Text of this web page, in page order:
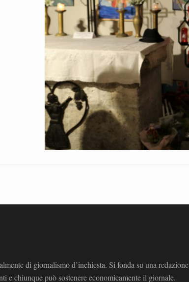
di giornalismo d’inchiesta. Si fonda su una redazione
e chiunque può sostenere economicamente il giornale.